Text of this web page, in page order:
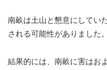
南畝は土山と懇意にしてい
される可能性がありました。
結果的には、南畝に害はお